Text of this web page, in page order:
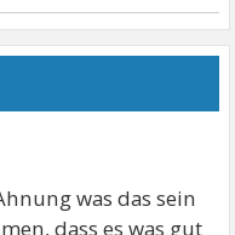
was das sein
dass es was gut